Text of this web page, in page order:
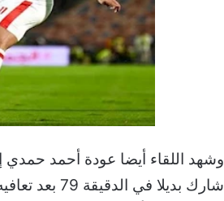
وشهد اللقاء أيضا عودة أحمد
شارك بديلا